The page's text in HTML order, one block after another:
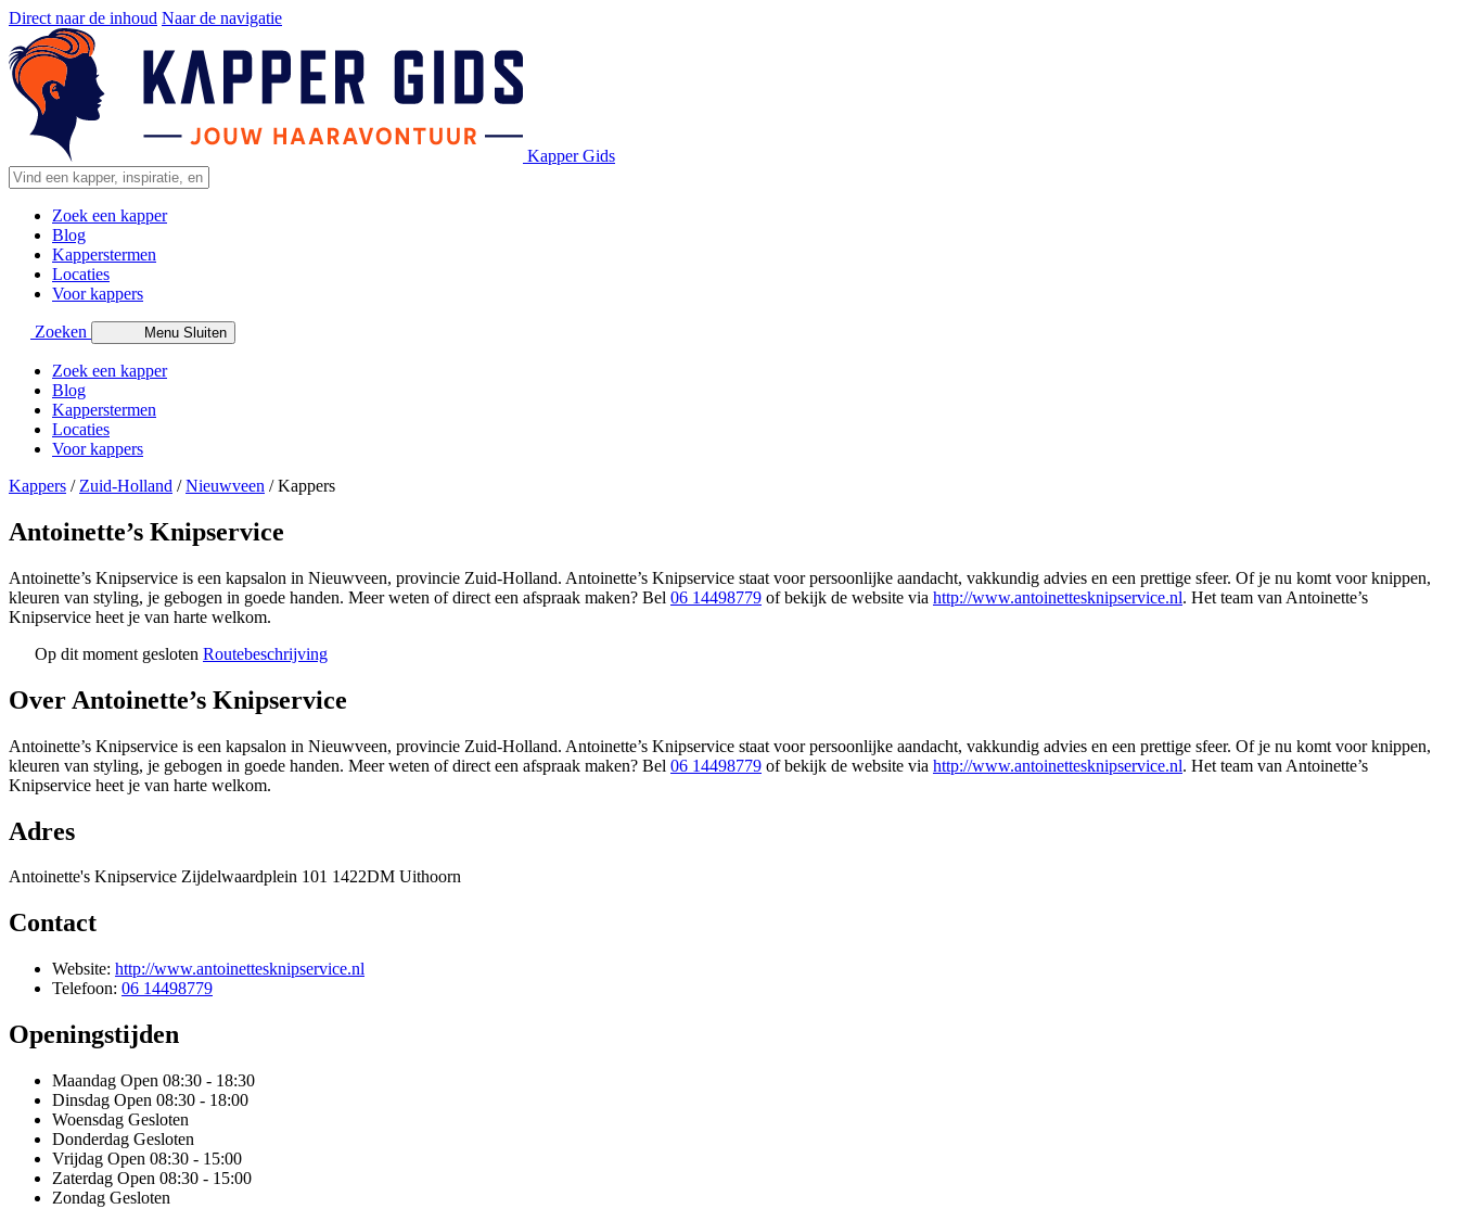
Direct naar de inhoud Naar de navigatie
Kapper Gids
Zoek een kapper
Blog
Kapperstermen
Locaties
Voor kappers
Zoeken Menu Sluiten
Zoek een kapper
Blog
Kapperstermen
Locaties
Voor kappers
Kappers / Zuid-Holland /Nieuwveen /Kappers
Antoinette’s Knipservice
Antoinette’s Knipservice is een kapsalon in Nieuwveen, provincie Zuid-Holland. Antoinette’s Knipservice staat voor persoonlijke aandacht, vakkundig advies en een prettige sfeer. Of je nu komt voor knippen,
kleuren van styling, je gebogen in goede handen. Meer weten of direct een afspraak maken? Bel 06 14498779 of bekijk de website via http://www.antoinettesknipservice.nl. Het team van Antoinette’s
Knipservice heet je van harte welkom.
Op dit moment gesloten Routebeschrijving
+
Over Antoinette’s Knipservice
Antoinette’s Knipservice is een kapsalon in Nieuwveen, provincie Zuid-Holland. Antoinette’s Knipservice staat voor persoonlijke aandacht, vakkundig advies en een prettige sfeer. Of je nu komt voor knippen,
kleuren van styling, je gebogen in goede handen. Meer weten of direct een afspraak maken? Bel 06 14498779 of bekijk de website via http://www.antoinettesknipservice.nl. Het team van Antoinette’s
Knipservice heet je van harte welkom.
Adres
Antoinette's Knipservice Zijdelwaardplein 101 1422DM Uithoorn
Contact
Website: http://www.antoinettesknipservice.nl
Telefoon: 06 14498779
Openingstijden
Maandag Open 08:30 - 18:30
Dinsdag Open 08:30 - 18:00
Woensdag Gesloten
Donderdag Gesloten
Vrijdag Open 08:30 - 15:00
Zaterdag Open 08:30 - 15:00
Zondag Gesloten